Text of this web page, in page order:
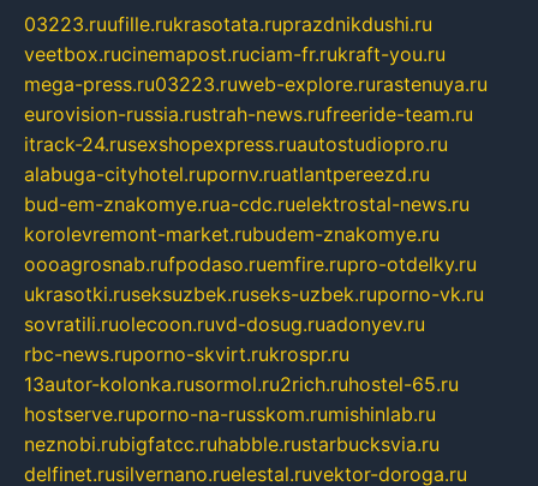
03223.ruufille.rukrasotata.ruprazdnikdushi.ru
veetbox.rucinemapost.ruciam-fr.rukraft-you.ru
mega-press.ru03223.ruweb-explore.rurastenuya.ru
eurovision-russia.rustrah-news.rufreeride-team.ru
itrack-24.rusexshopexpress.ruautostudiopro.ru
alabuga-cityhotel.rupornv.ruatlantpereezd.ru
bud-em-znakomye.rua-cdc.ruelektrostal-news.ru
korolevremont-market.rubudem-znakomye.ru
oooagrosnab.rufpodaso.ruemfire.rupro-otdelky.ru
ukrasotki.ruseksuzbek.ruseks-uzbek.ruporno-vk.ru
sovratili.ruolecoon.ruvd-dosug.ruadonyev.ru
rbc-news.ruporno-skvirt.rukrospr.ru
13autor-kolonka.rusormol.ru2rich.ruhostel-65.ru
hostserve.ruporno-na-russkom.rumishinlab.ru
neznobi.rubigfatcc.ruhabble.rustarbucksvia.ru
delfinet.rusilvernano.ruelestal.ruvektor-doroga.ru